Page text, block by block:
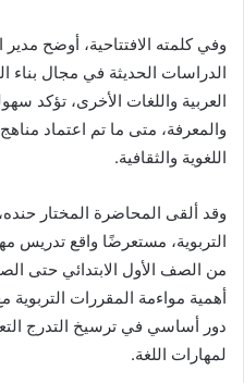
وفي كلمته الافتتاحية، أوضح
الدراسات الحديثة في مجال بناء
العربية واللغات الأخرى، تؤكد
والمعرفة، متى ما تم اعتماد
اللغوية والثقافية.
وقد ألقى المحاضرة المختار
التربوية، مستعرضًا واقع تدريس
من الصف الأول الابتدائي حتى
أهمية مواءمة المقررات التربوية
دور أساسي في ترسيخ التدرج
لمهارات اللغة.